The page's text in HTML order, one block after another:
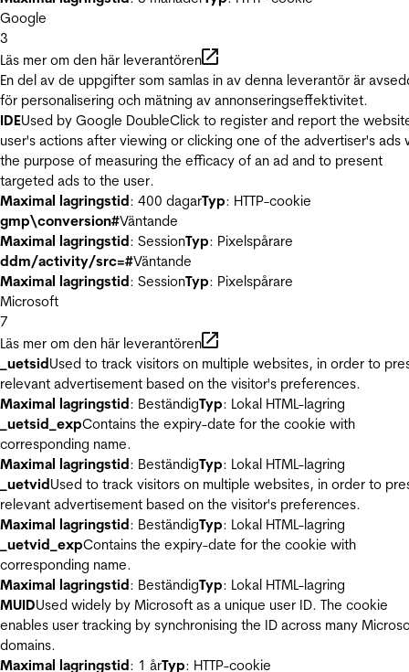
Google
3
Läs mer om den här leverantören
En del av de uppgifter som samlas in av denna leverantör är
för personalisering och mätning av annonseringseffektivitet.
IDEUsed by Google DoubleClick to register and report the
user's actions after viewing or clicking one of the advertiser's ads
the purpose of measuring the efficacy of an ad and to present
targeted ads to the user.
Maximal lagringstid: 400 dagarTyp: HTTP-cookie
gmp\conversion#Väntande
Maximal lagringstid: SessionTyp: Pixelspårare
ddm/activity/src=#Väntande
Maximal lagringstid: SessionTyp: Pixelspårare
Microsoft
7
Läs mer om den här leverantören
_uetsidUsed to track visitors on multiple websites, in order to
relevant advertisement based on the visitor's preferences.
Maximal lagringstid: BeständigTyp: Lokal HTML-lagring
_uetsid_expContains the expiry-date for the cookie with
corresponding name.
Maximal lagringstid: BeständigTyp: Lokal HTML-lagring
_uetvidUsed to track visitors on multiple websites, in order to
relevant advertisement based on the visitor's preferences.
Maximal lagringstid: BeständigTyp: Lokal HTML-lagring
_uetvid_expContains the expiry-date for the cookie with
corresponding name.
Maximal lagringstid: BeständigTyp: Lokal HTML-lagring
MUIDUsed widely by Microsoft as a unique user ID. The cookie
enables user tracking by synchronising the ID across many
domains.
Maximal lagringstid: 1 årTyp: HTTP-cookie